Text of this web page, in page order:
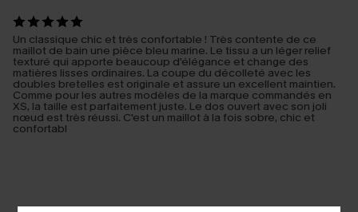
Un classique chic et très confortable ! Très contente de ce
maillot de bain une pièce bleu marine. Le tissu a un léger relief
texturé qui apporte beaucoup d'élégance et change des
matières lisses ordinaires. La coupe du décolleté avec les
doubles bretelles est originale et assure un excellent maintien.
Comme pour les autres modèles de la marque commandés en
XS, la taille est parfaitement juste. Le dos ouvert avec son joli
nœud est très réussi. C'est un maillot à la fois sobre, chic et
confortabl